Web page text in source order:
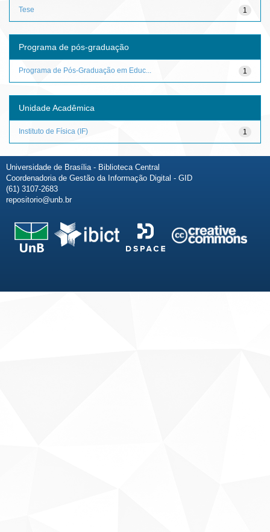
1
Tese
Programa de pós-graduação
1
Programa de Pós-Graduação em Educ...
Unidade Acadêmica
1
Instituto de Física (IF)
Universidade de Brasília - Biblioteca Central
Coordenadoria de Gestão da Informação Digital - GID
(61) 3107-2683
repositorio@unb.br